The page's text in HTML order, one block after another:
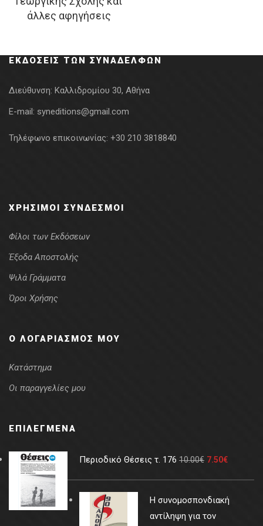
άλλες αφηγήσεις
was:
12.94€.
τιμή
είναι:
ΕΚΔΌΣΕΙΣ ΤΩΝ ΣΥΝΑΔΈΛΦΩΝ
Διεύθυνση: Καλλιδρομίου 30, Αθήνα
E-mail: syneditions@gmail.com
Τηλέφωνο επικοινωνίας: +30 210 3818840
ΧΡΉΣΙΜΟΙ ΣΎΝΔΕΣΜΟΙ
Φίλοι των Εκδόσεων
Έξοδα Αποστολής
Ψιλά Γράμματα
Όροι Χρήσης
Ο ΛΟΓΑΡΙΑΣΜΌΣ ΜΟΥ
Κατάστημα
Οι παραγγελίες μου
ΕΠΙΛΕΓΜΈΝΑ
Περιοδικό Θέσεις τ. 176 10.00€ 7.50€
Η συνομοσπονδιακή
αντίληψη για τον